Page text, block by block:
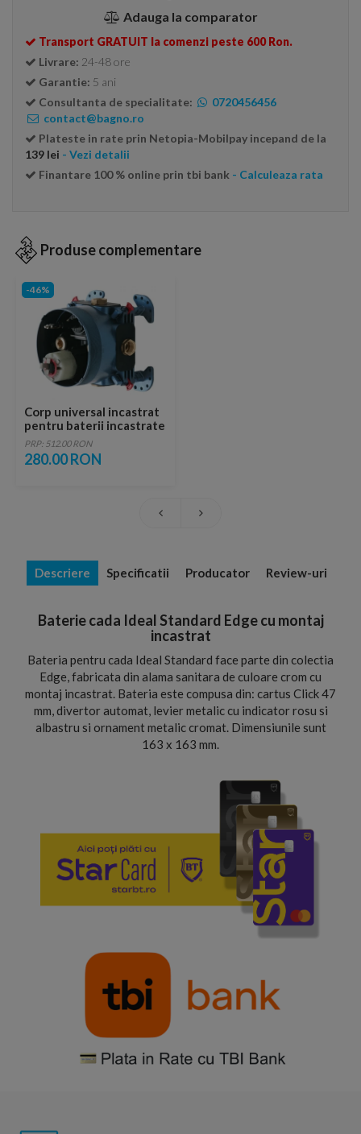
Adauga la comparator
Transport GRATUIT la comenzi peste 600 Ron.
Livrare: 24-48 ore
Garantie: 5 ani
Consultanta de specialitate:
0720456456
contact@bagno.ro
Plateste in rate prin Netopia-Mobilpay incepand de la
139 lei - Vezi detalii
Finantare 100 % online prin tbi bank - Calculeaza rata
Produse complementare
-46%
Corp universal incastrat
pentru baterii incastrate
Ideal Standard Easy-Box
PRP: 512.00 RON
280.00 RON
Descriere Specificatii Producator Review-uri
Baterie cada Ideal Standard Edge cu montaj
incastrat
Bateria pentru cada Ideal Standard face parte din colectia
Edge, fabricata din alama sanitara de culoare crom cu
montaj incastrat. Bateria este compusa din: cartus Click 47
mm, divertor automat, levier metalic cu indicator rosu si
albastru si ornament metalic cromat. Dimensiunile sunt
163 x 163 mm.